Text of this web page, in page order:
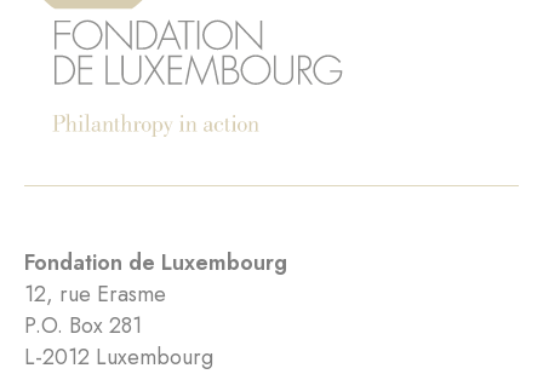
Fondation de Luxembourg
12, rue Erasme
P.O. Box 281
L-2012 Luxembourg